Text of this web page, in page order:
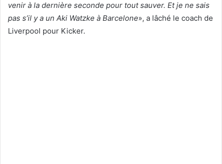
venir à la dernière seconde pour tout sauver. Et je ne sais
pas s’il y a un Aki Watzke à Barcelone», a lâché le coach de
Liverpool pour Kicker.